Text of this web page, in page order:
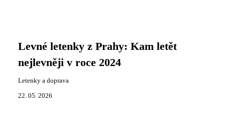
Levné letenky z Prahy: Kam letět
nejlevněji v roce 2024
Letenky a doprava
22. 05. 2026